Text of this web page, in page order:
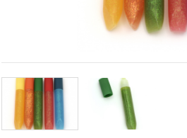
да
показваме
по-
релевантно
съдържание
и реклами,
включително